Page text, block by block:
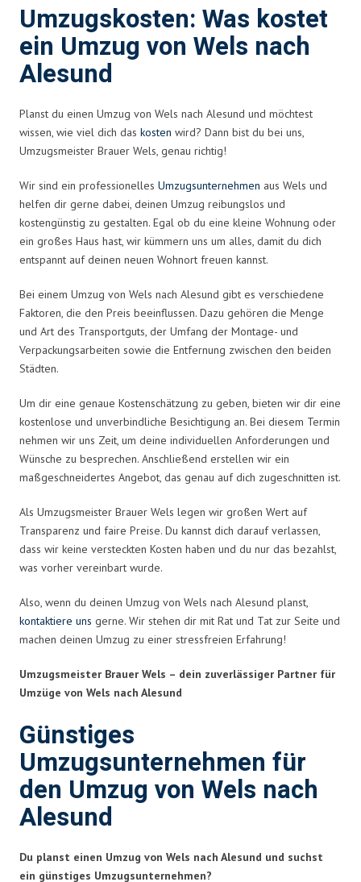
Umzugskosten: Was kostet
ein Umzug von Wels nach
Alesund
Planst du einen Umzug von Wels nach Alesund und möchtest
wissen, wie viel dich das kosten wird? Dann bist du bei uns,
Umzugsmeister Brauer Wels, genau richtig!
Wir sind ein professionelles Umzugsunternehmen aus Wels und
helfen dir gerne dabei, deinen Umzug reibungslos und
kostengünstig zu gestalten. Egal ob du eine kleine Wohnung oder
ein großes Haus hast, wir kümmern uns um alles, damit du dich
entspannt auf deinen neuen Wohnort freuen kannst.
Bei einem Umzug von Wels nach Alesund gibt es verschiedene
Faktoren, die den Preis beeinflussen. Dazu gehören die Menge
und Art des Transportguts, der Umfang der Montage- und
Verpackungsarbeiten sowie die Entfernung zwischen den beiden
Städten.
Um dir eine genaue Kostenschätzung zu geben, bieten wir dir eine
kostenlose und unverbindliche Besichtigung an. Bei diesem Termin
nehmen wir uns Zeit, um deine individuellen Anforderungen und
Wünsche zu besprechen. Anschließend erstellen wir ein
maßgeschneidertes Angebot, das genau auf dich zugeschnitten ist.
Als Umzugsmeister Brauer Wels legen wir großen Wert auf
Transparenz und faire Preise. Du kannst dich darauf verlassen,
dass wir keine versteckten Kosten haben und du nur das bezahlst,
was vorher vereinbart wurde.
Also, wenn du deinen Umzug von Wels nach Alesund planst,
kontaktiere uns gerne. Wir stehen dir mit Rat und Tat zur Seite und
machen deinen Umzug zu einer stressfreien Erfahrung!
Umzugsmeister Brauer Wels – dein zuverlässiger Partner für
Umzüge von Wels nach Alesund
Günstiges
Umzugsunternehmen für
den Umzug von Wels nach
Alesund
Du planst einen Umzug von Wels nach Alesund und suchst
ein günstiges Umzugsunternehmen?